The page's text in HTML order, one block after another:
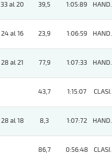
33 al 20 39,5 1:05:89 HAND.
24 al 16 23,9 1:06:59 HAND.
28 al 21 77,9 1:07:33 HAND.
43,7 1:15:07 CLASI.
28 al 18 8,3 1:07:72 HAND.
86,7 0:56:48 CLASI.